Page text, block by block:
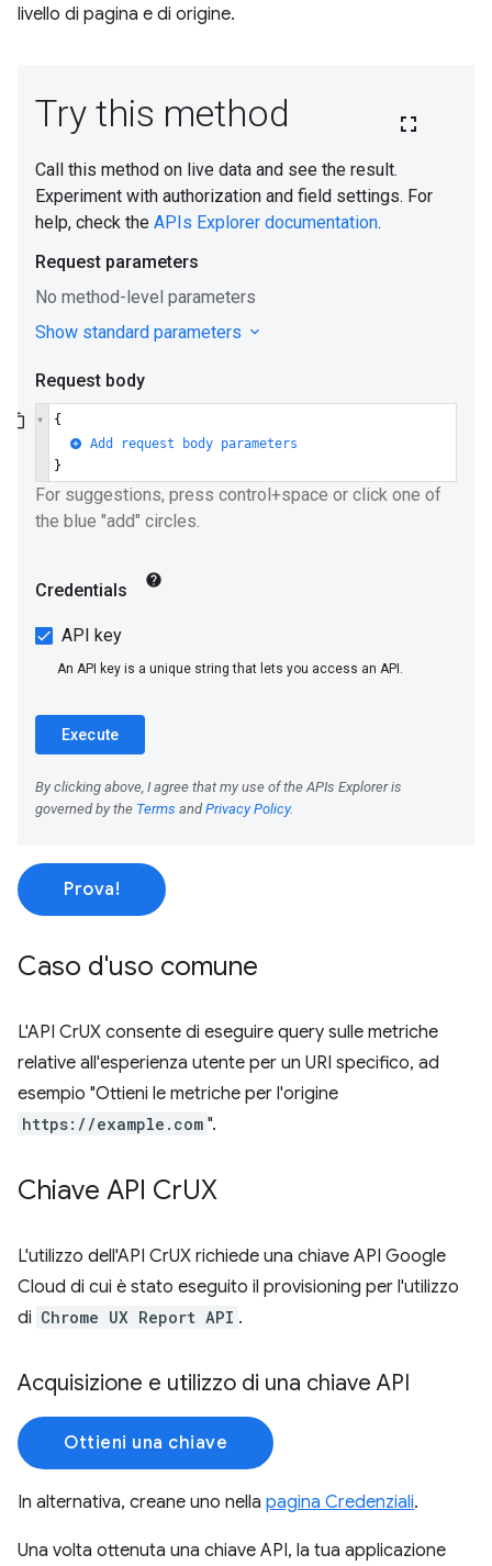
livello di pagina e di origine.
Prova!
Caso d'uso comune
L'API CrUX consente di eseguire query sulle metriche
relative all'esperienza utente per un URI specifico, ad
esempio "Ottieni le metriche per l'origine
https://example.com ".
Chiave API CrUX
L'utilizzo dell'API CrUX richiede una chiave API Google
Cloud di cui è stato eseguito il provisioning per l'utilizzo
di Chrome UX Report API .
Acquisizione e utilizzo di una chiave API
Ottieni una chiave
In alternativa, creane uno nella pagina Credenziali.
Una volta ottenuta una chiave API, la tua applicazione